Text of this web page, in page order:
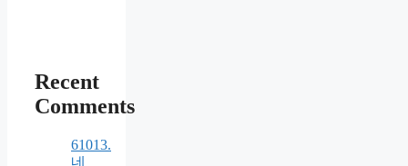
Recent
Comments
61013.
네